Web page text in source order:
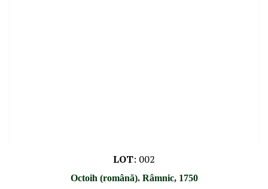
LOT: 002
Octoih (română). Râmnic, 1750